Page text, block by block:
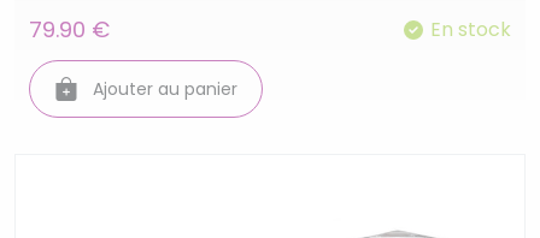
79.90 €
En stock
Ajouter au panier